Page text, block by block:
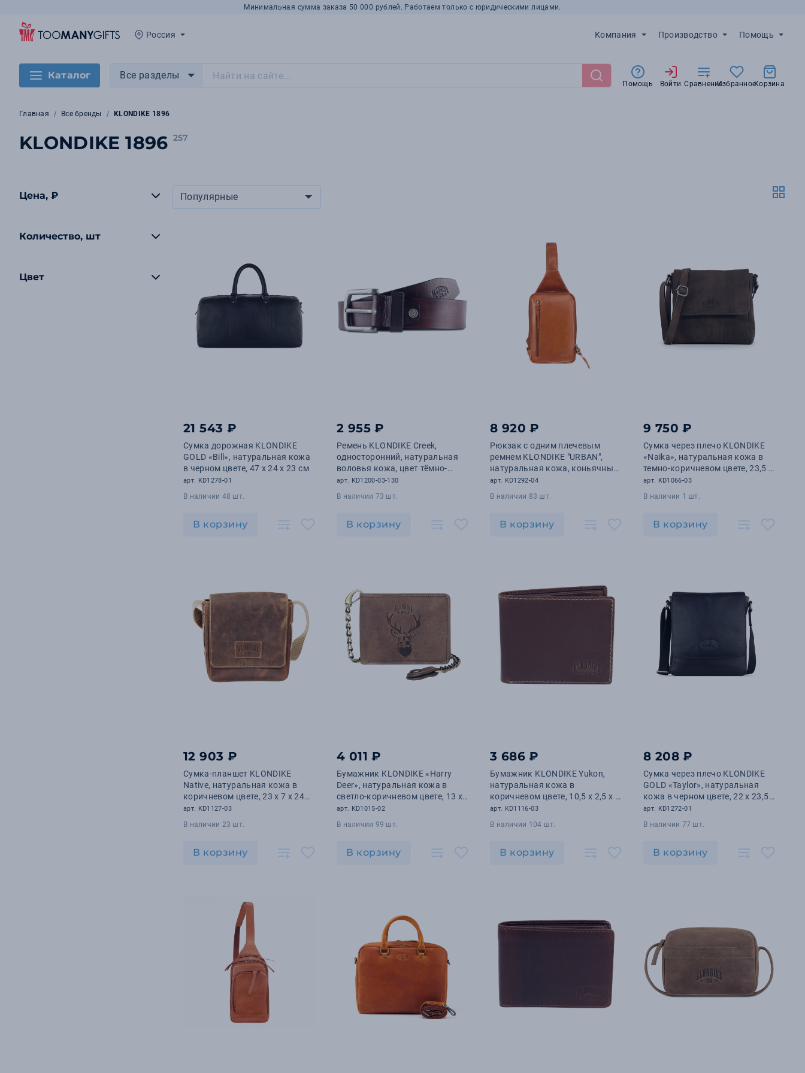
Минимальная сумма заказа 50 000 рублей. Работаем только с юридическими лицами.
Россия Компания Производство Помощь
Каталог Все разделы
Помощь Войти СравнениеИзбранноеКорзина
Главная Все бренды KLONDIKE 1896
KLONDIKE 1896 257
Цена, ₽
Количество, шт
Цвет
Популярные
21 543 ₽
Сумка дорожная KLONDIKE
GOLD «Bill», натуральная кожа
в черном цвете, 47 х 24 х 23 см
арт. KD1278-01
В наличии 48 шт.
В корзину
2 955 ₽
Ремень KLONDIKE Creek,
односторонний, натуральная
воловья кожа, цвет тёмно-
коричневый, 130 х 4 см
арт. KD1200-03-130
В наличии 73 шт.
В корзину
8 920 ₽
Рюкзак с одним плечевым
ремнем KLONDIKE "URBAN",
натуральная кожа, коньячный
цвет, 18 х 7,5 х 27 см
арт. KD1292-04
В наличии 83 шт.
В корзину
9 750 ₽
Сумка через плечо KLONDIKE
«Naika», натуральная кожа в
темно-коричневом цвете, 23,5 х
22 х 7 см
арт. KD1066-03
В наличии 1 шт.
В корзину
12 903 ₽
Сумка-планшет KLONDIKE
Native, натуральная кожа в
коричневом цвете, 23 х 7 х 24
см
арт. KD1127-03
В наличии 23 шт.
В корзину
4 011 ₽
Бумажник KLONDIKE «Harry
Deer», натуральная кожа в
светло-коричневом цвете, 13 х
10 х 3 см
арт. KD1015-02
В наличии 99 шт.
В корзину
3 686 ₽
Бумажник KLONDIKE Yukon,
натуральная кожа в
коричневом цвете, 10,5 х 2,5 х 9
см
арт. KD1116-03
В наличии 104 шт.
В корзину
8 208 ₽
Сумка через плечо KLONDIKE
GOLD «Taylor», натуральная
кожа в черном цвете, 22 х 23,5
х 5,5 см
арт. KD1272-01
В наличии 77 шт.
В корзину